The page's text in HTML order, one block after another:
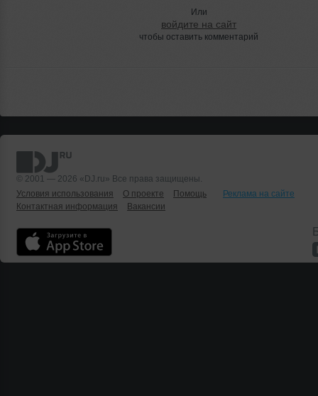
Или
войдите на сайт
чтобы оставить комментарий
© 2001 — 2026 «DJ.ru» Все права защищены.
Условия использования
О проекте Помощь
Реклама на сайте
Контактная информация
Вакансии